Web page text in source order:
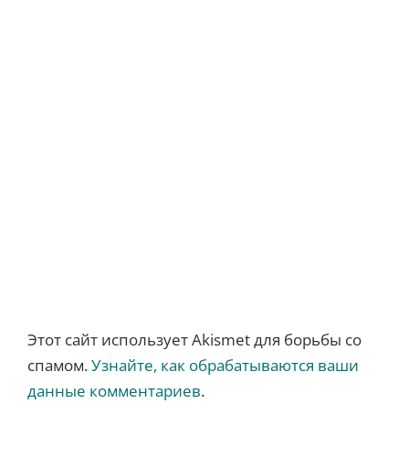
Этот сайт использует Akismet для борьбы со
спамом.Узнайте, как обрабатываются ваши
данные комментариев.